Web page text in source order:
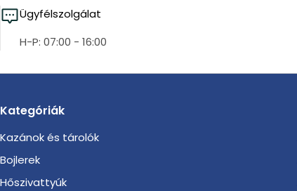
Ügyfélszolgálat
H-P: 07:00 - 16:00
Kategóriák
Kazánok és tárolók
Bojlerek
Hőszivattyúk